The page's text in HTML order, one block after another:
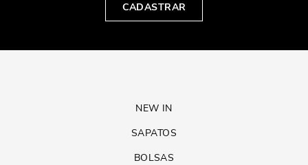
CADASTRAR
NEW IN
SAPATOS
BOLSAS